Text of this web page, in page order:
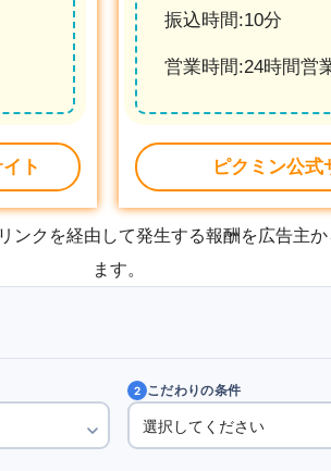
ト
振込時間:10分
営業時間:24時間営
ピクミン公式
ンクを経由して発生する報酬を広告主
ます。
2 こだわりの条件